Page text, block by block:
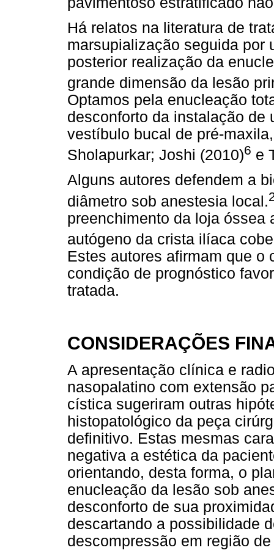
Há relatos na literatura de
marsupialização seguida por
posterior realização da
grande dimensão da lesão
Optamos pela enucleação
desconforto da instalação de
vestíbulo bucal de pré-
Sholapurkar; Joshi (2010)6 e
Alguns autores defendem a
diâmetro sob anestesia local.
preenchimento da loja óssea
autógeno da crista ilíaca
Estes autores afirmam que o
condição de prognóstico
tratada.
CONSIDERAÇÕES
A apresentação clínica e
nasopalatino com extensão
cística sugeriram outras
histopatológico da peça
definitivo. Estas mesmas
negativa a estética da
orientando, desta forma, o
enucleação da lesão sob
desconforto de sua
descartando a possibilidade
descompressão em região